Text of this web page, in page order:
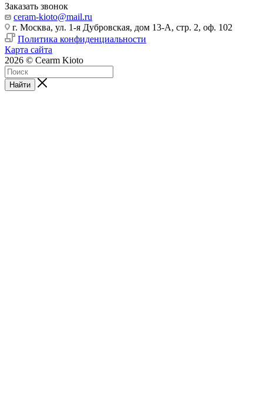
Заказать звонок
ceram-kioto@mail.ru
г. Москва, ул. 1-я Дубровская, дом 13-А, стр. 2, оф. 102
Политика конфиденциальности
Карта сайта
2026 © Cearm Kioto
Найти